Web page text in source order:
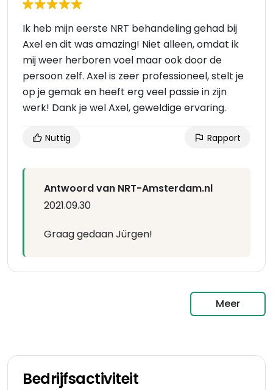
Ik heb mijn eerste NRT behandeling gehad bij
Axel en dit was amazing! Niet alleen, omdat ik
mij weer herboren voel maar ook door de
persoon zelf. Axel is zeer professioneel, stelt je
op je gemak en heeft erg veel passie in zijn
werk! Dank je wel Axel, geweldige ervaring.
Nuttig Rapport
Antwoord van NRT-Amsterdam.nl
2021.09.30
Graag gedaan Jürgen!
Meer
Bedrijfsactiviteit